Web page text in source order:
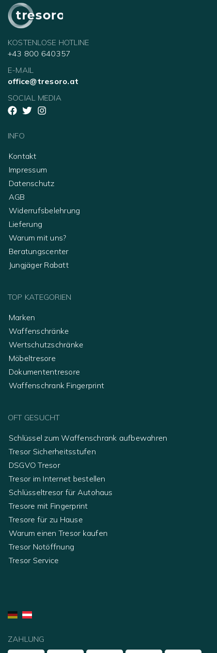
tresoro
KOSTENLOSE HOTLINE
+43 800 640357
E-MAIL
office@tresoro.at
SOCIAL MEDIA
INFO
Kontakt
Impressum
Datenschutz
AGB
Widerrufsbelehrung
Lieferung
Warum mit uns?
Beratungscenter
Jungjäger Rabatt
TOP KATEGORIEN
Marken
Waffenschränke
Wertschutzschränke
Möbeltresore
Dokumententresore
Waffenschrank Fingerprint
OFT GESUCHT
Schlüssel zum Waffenschrank aufbewahren
Tresor Sicherheitsstufen
DSGVO Tresor
Tresor im Internet bestellen
Schlüsseltresor für Autohaus
Tresore mit Fingerprint
Tresore für zu Hause
Warum einen Tresor kaufen
Tresor Notöffnung
Tresor Service
ZAHLUNG